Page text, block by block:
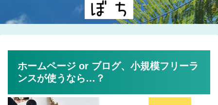
ホームページ or ブログ、小規模フリーラ
ンスが使うなら…？